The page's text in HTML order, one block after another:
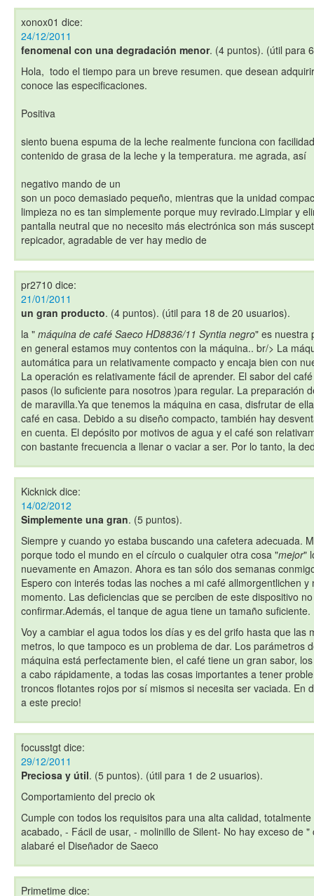
xonox01 dice:
24/12/2011
fenomenal con una degradación menor. (4 puntos). (útil para
Hola, todo el tiempo para un breve resumen. que desean
conoce las especificaciones.
Positiva
siento buena espuma de la leche realmente funciona con
contenido de grasa de la leche y la temperatura. me agrada, así
negativo mando de un
son un poco demasiado pequeño, mientras que la unidad
limpieza no es tan simplemente porque muy revirado.Limpiar y
pantalla neutral que no necesito más electrónica son más
repicador, agradable de ver hay medio de
pr2710 dice:
21/01/2011
un gran producto. (4 puntos). (útil para 18 de 20 usuarios).
la " máquina de café Saeco HD8836/11 Syntia negro" es nuestra
en general estamos muy contentos con la máquina.. br/> La
automática para un relativamente compacto y encaja bien con
La operación es relativamente fácil de aprender. El sabor del
pasos (lo suficiente para nosotros )para regular. La preparación
de maravilla.Ya que tenemos la máquina en casa, disfrutar de
café en casa. Debido a su diseño compacto, también hay
en cuenta. El depósito por motivos de agua y el café son
con bastante frecuencia a llenar o vaciar a ser. Por lo tanto, la
Kicknick dice:
14/02/2012
Simplemente una gran. (5 puntos).
Siempre y cuando yo estaba buscando una cafetera adecuada.
porque todo el mundo en el círculo o cualquier otra cosa "mejor"
nuevamente en Amazon. Ahora es tan sólo dos semanas
Espero con interés todas las noches a mi café allmorgentlichen
momento. Las deficiencias que se perciben de este dispositivo
confirmar.Además, el tanque de agua tiene un tamaño suficiente.
Voy a cambiar el agua todos los días y es del grifo hasta que las
metros, lo que tampoco es un problema de dar. Los parámetros
máquina está perfectamente bien, el café tiene un gran sabor,
a cabo rápidamente, a todas las cosas importantes a tener
troncos flotantes rojos por sí mismos si necesita ser vaciada. En
a este precio!
focusstgt dice:
29/12/2011
Preciosa y útil. (5 puntos). (útil para 1 de 2 usuarios).
Comportamiento del precio ok
Cumple con todos los requisitos para una alta calidad,
acabado, - Fácil de usar, - molinillo de Silent- No hay exceso de
alabaré el Diseñador de Saeco
Primetime dice: